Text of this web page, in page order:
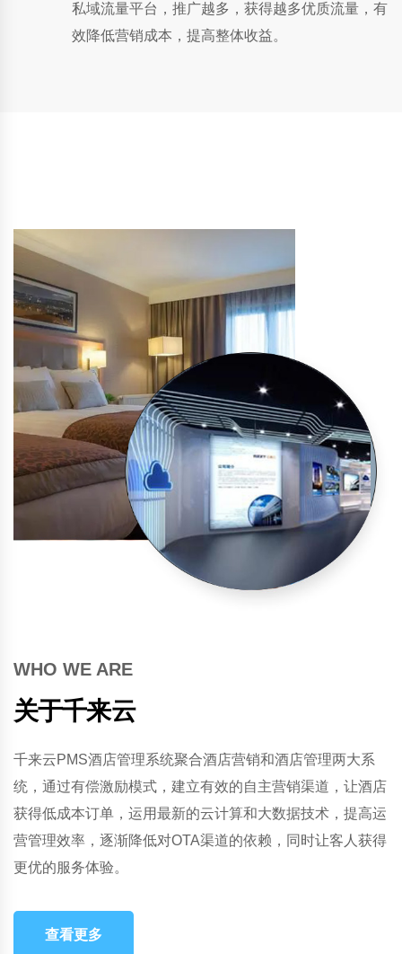
千来云PMS
可以整合多业态的酒店管理系
统
覆盖客房、餐饮、会所、会议室、桑拿足浴、
KTV、棋牌、茶楼、便利店、健身功能
私域流量平台，推广越多，获得越多优质流量，有
效降低营销成本，提高整体收益。
WHO WE ARE
关于千来云
千来云PMS酒店管理系统聚合酒店营销和酒店管理两大系
统，通过有偿激励模式，建立有效的自主营销渠道，让酒店
获得低成本订单，运用最新的云计算和大数据技术，提高运
营管理效率，逐渐降低对OTA渠道的依赖，同时让客人获得
更优的服务体验。
查看更多